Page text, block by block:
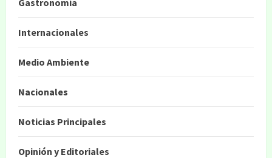
Gastronomía
Internacionales
Medio Ambiente
Nacionales
Noticias Principales
Opinión y Editoriales